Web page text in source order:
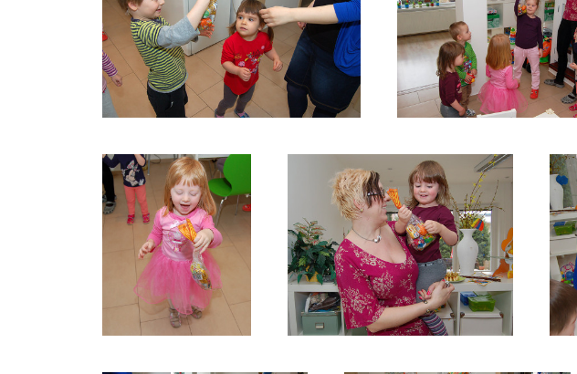
HLEDÁNÍ-ODMĚN-OD-
ZAJÍČKA
HLEDÁNÍ-ODMĚN-
OD-ZAJÍČKA2
HLEDÁNÍ-
ODMĚN-OD-
ZAJÍČKA4
HLEDÁNÍ-ODMĚN-OD-
ZAJÍČKA5